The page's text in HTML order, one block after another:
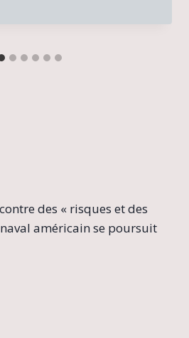
des « risques et des
américain se poursuit